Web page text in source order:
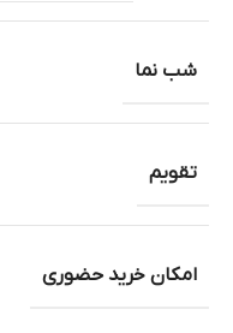
شب نما
تقویم
امکان خرید حضوری